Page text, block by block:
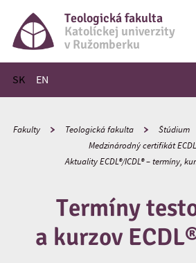
Teologická fakulta
Katolíckej univerzity
v Ružomberku
SK EN
Hlavné menu
Fakulty Teologická fakulta Štúdium
Medzinárodný certifikát ECDL
Aktuality ECDL®/ICDL® – termíny,
Termíny
a kurzov